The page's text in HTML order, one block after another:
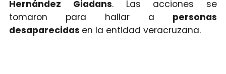
Hernández Giadans. Las acciones se
tomaron para hallar a personas
desaparecidas en la entidad veracruzana.